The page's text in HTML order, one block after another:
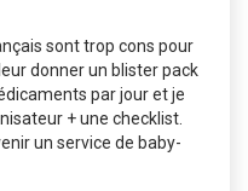
sont trop cons pour
donner un blister pack
par jour et je
+ une checklist.
un service de baby-